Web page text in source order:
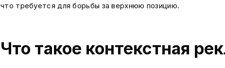
что требуется для борьбы за верхнюю позицию.
Что такое контекстная